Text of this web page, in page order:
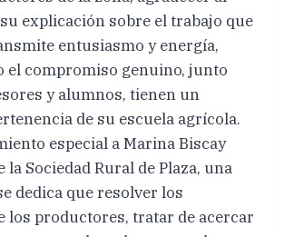
explicación sobre el trabajo que
entusiasmo y energía,
el compromiso genuino, junto
y alumnos, tienen un
de su escuela agrícola.
especial a Marina Biscay
la Sociedad Rural de Plaza, una
dedica que resolver los
los productores, tratar de acercar